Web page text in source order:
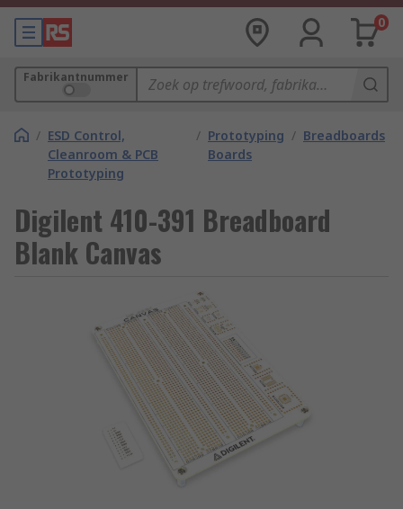
0
Fabrikantnummer
/ ESD Control,
Cleanroom & PCB
Prototyping
/ Prototyping
Boards
/ Breadboards
Digilent 410-391 Breadboard
Blank Canvas